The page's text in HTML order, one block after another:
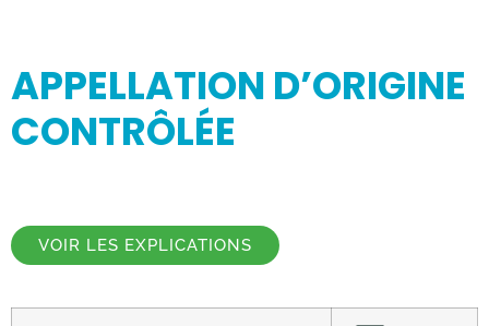
APPELLATION D’ORIGINE
CONTRÔLÉE
VOIR LES EXPLICATIONS